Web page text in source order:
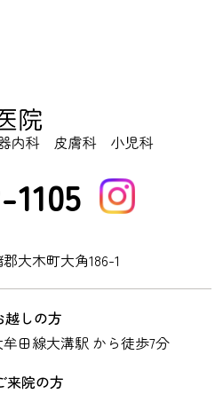
大木町大角186-1
越しの方
田線大溝駅 から徒歩7分
来院の方